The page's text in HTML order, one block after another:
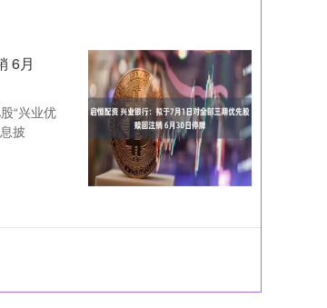
6月
“兴业优
披